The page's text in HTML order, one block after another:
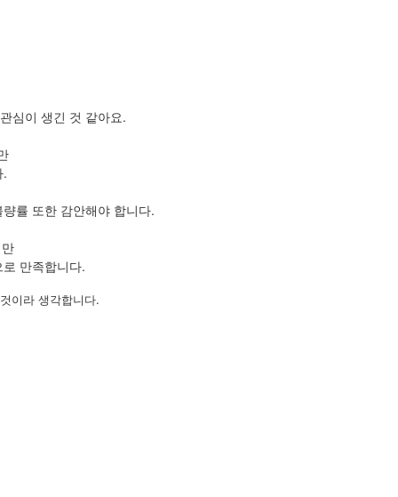
심이 생긴 것 같아요.
.
률 또한 감안해야 합니다.
만족합니다.
이라 생각합니다.